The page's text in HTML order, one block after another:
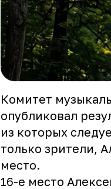
Комитет
опубликовал
из которых
только зрители,
место.
16-е место